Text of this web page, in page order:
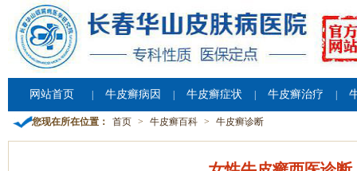
网站首页 牛皮癣病因 牛皮癣症状 牛皮癣治疗
您现在所在位置： 首页 > 牛皮癣百科 > 牛皮癣诊断